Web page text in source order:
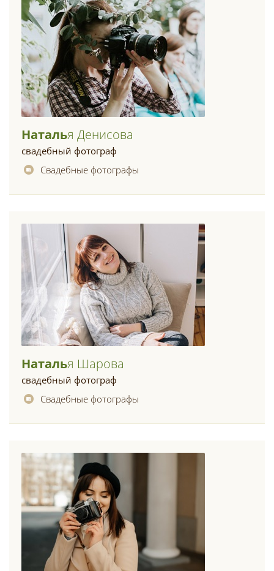
НатальЯ Денисова
свадебный фотограф
Свадебные фотографы
НатальЯ Шарова
свадебный фотограф
Свадебные фотографы